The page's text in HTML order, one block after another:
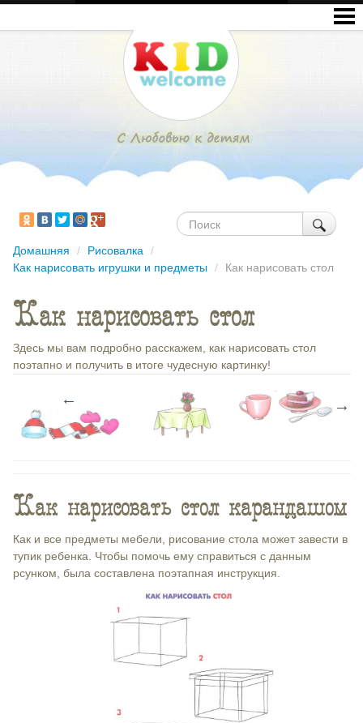
Домашняя / Рисовалка
/
Как нарисовать игрушки и предметы / Как нарисовать стол
Как нарисовать стол
Здесь мы вам подробно расскажем, как нарисовать стол
поэтапно и получить в итоге чудесную картинку!
← →
Как нарисовать стол карандашом
Как и все предметы мебели, рисование стола может завести в
тупик ребенка. Чтобы помочь ему справиться с данным
рсунком, была составлена поэтапная инструкция.